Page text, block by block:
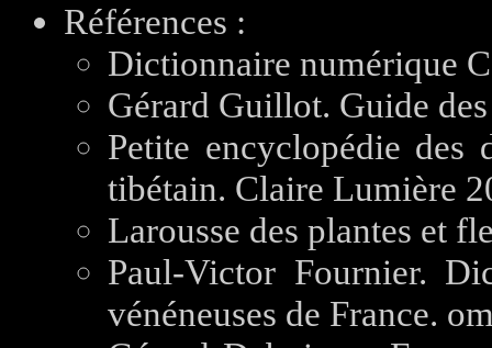
Références :
Dictionnaire numérique
Gérard Guillot. Guide
Petite encyclopédie des
tibétain. Claire Lumière
Larousse des plantes et
Paul-Victor Fournier.
vénéneuses de France.